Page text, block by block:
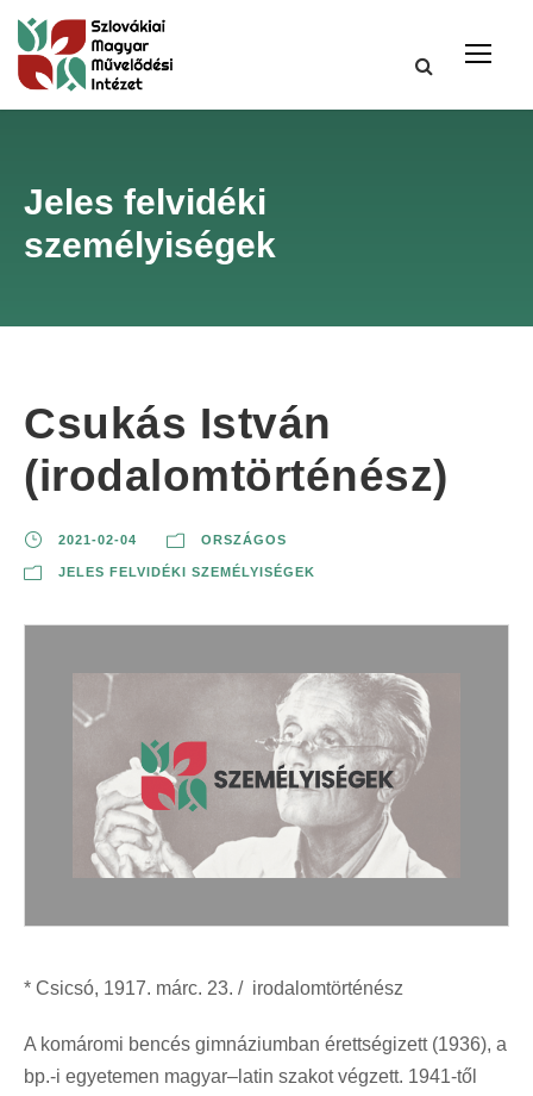
Jeles felvidéki
személyiségek
Csukás István
(irodalomtörténész)
2021-02-04 ORSZÁGOS
JELES FELVIDÉKI SZEMÉLYISÉGEK
* Csicsó, 1917. márc. 23. / irodalomtörténész
A komáromi bencés gimnáziumban érettségizett (1936), a
bp.-i egyetemen magyar–latin szakot végzett. 1941-től